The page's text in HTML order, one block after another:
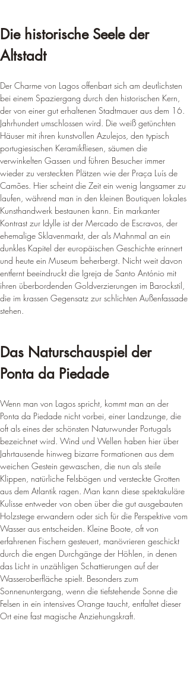
Die historische Seele der
Altstadt
Der Charme von Lagos offenbart sich am deutlichsten
bei einem Spaziergang durch den historischen Kern,
der von einer gut erhaltenen Stadtmauer aus dem 16.
Jahrhundert umschlossen wird. Die weiß getünchten
Häuser mit ihren kunstvollen Azulejos, den typisch
portugiesischen Keramikfliesen, säumen die
verwinkelten Gassen und führen Besucher immer
wieder zu versteckten Plätzen wie der Praça Luís de
Camões. Hier scheint die Zeit ein wenig langsamer zu
laufen, während man in den kleinen Boutiquen lokales
Kunsthandwerk bestaunen kann. Ein markanter
Kontrast zur Idylle ist der Mercado de Escravos, der
ehemalige Sklavenmarkt, der als Mahnmal an ein
dunkles Kapitel der europäischen Geschichte erinnert
und heute ein Museum beherbergt. Nicht weit davon
entfernt beeindruckt die Igreja de Santo António mit
ihren überbordenden Goldverzierungen im Barockstil,
die im krassen Gegensatz zur schlichten Außenfassade
stehen.
Das Naturschauspiel der
Ponta da Piedade
Wenn man von Lagos spricht, kommt man an der
Ponta da Piedade nicht vorbei, einer Landzunge, die
oft als eines der schönsten Naturwunder Portugals
bezeichnet wird. Wind und Wellen haben hier über
Jahrtausende hinweg bizarre Formationen aus dem
weichen Gestein gewaschen, die nun als steile
Klippen, natürliche Felsbögen und versteckte Grotten
aus dem Atlantik ragen. Man kann diese spektakuläre
Kulisse entweder von oben über die gut ausgebauten
Holzstege erwandern oder sich für die Perspektive vom
Wasser aus entscheiden. Kleine Boote, oft von
erfahrenen Fischern gesteuert, manövrieren geschickt
durch die engen Durchgänge der Höhlen, in denen
das Licht in unzähligen Schattierungen auf der
Wasseroberfläche spielt. Besonders zum
Sonnenuntergang, wenn die tiefstehende Sonne die
Felsen in ein intensives Orange taucht, entfaltet dieser
Ort eine fast magische Anziehungskraft.